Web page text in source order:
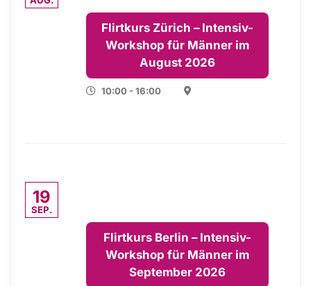
Flirtkurs Zürich – Intensiv-
Workshop für Männer im
August 2026
10:00 - 16:00
19
SEP.
Flirtkurs Berlin – Intensiv-
Workshop für Männer im
September 2026